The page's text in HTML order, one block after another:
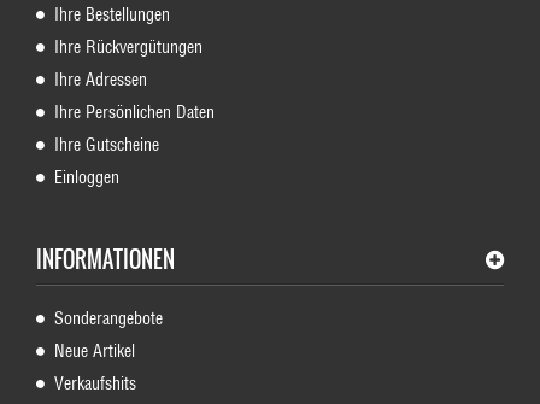
Ihre Bestellungen
Ihre Rückvergütungen
Ihre Adressen
Ihre Persönlichen Daten
Ihre Gutscheine
Einloggen
INFORMATIONEN
Sonderangebote
Neue Artikel
Verkaufshits